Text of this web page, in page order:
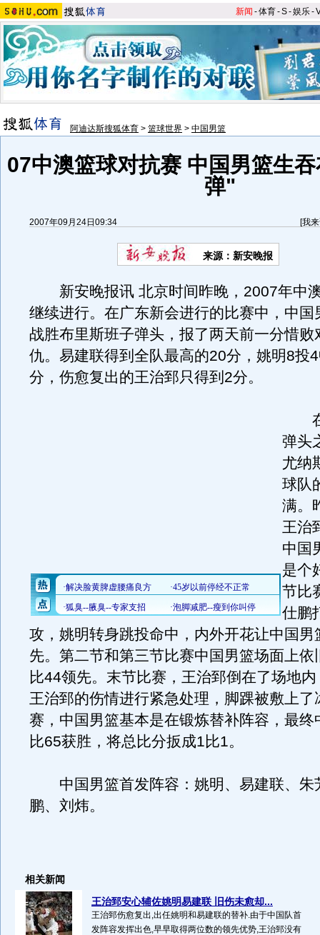
新闻 -体育-S-娱乐-
阿迪达斯搜狐体育 > 篮球世界 > 中国男篮
07中澳篮球对抗赛 中国男篮生
弹"
2007年09月24日09:34 [我
来源：新安晚报
新安晚报讯 北京时间昨晚，2007年中
继续进行。在广东新会进行的比赛中，中
战胜布里斯班子弹头，报了两天前一分惜败
仇。易建联得到全队最高的20分，姚明8投
分，伤愈复出的王治郅只得到2分。
在
弹头
尤纳
球队
满。
王治
中国
是个
节比
仕鹏
攻，姚明转身跳投命中，内外开花让中国
先。第二节和第三节比赛中国男篮场面上依
比44领先。末节比赛，王治郅倒在了场地
王治郅的伤情进行紧急处理，脚踝被敷上了
赛，中国男篮基本是在锻炼替补阵容，最终
比65获胜，将总比分扳成1比1。
中国男篮首发阵容：姚明、易建联、朱
鹏、刘炜。
相关新闻
王治郅安心辅佐姚明易建联 旧伤未愈却...
王治郅伤愈复出,出任姚明和易建联的替补.由于中国队首
发阵容发挥出色,早早取得两位数的领先优势,王治郅没有